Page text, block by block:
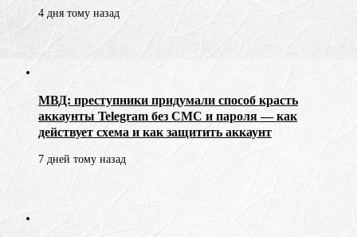
4 дня тому назад
МВД: преступники придумали способ красть
аккаунты Telegram без СМС и пароля — как
действует схема и как защитить аккаунт
7 дней тому назад